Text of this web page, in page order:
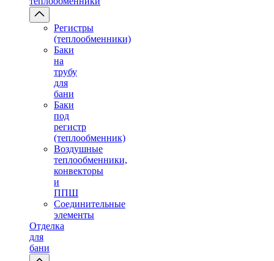
Регистры
(теплообменники)
Баки
на
трубу
для
бани
Баки
под
регистр
(теплообменник)
Воздушные
теплообменники,
конвекторы
и
ППШ
Соединительные
элементы
Отделка
для
бани